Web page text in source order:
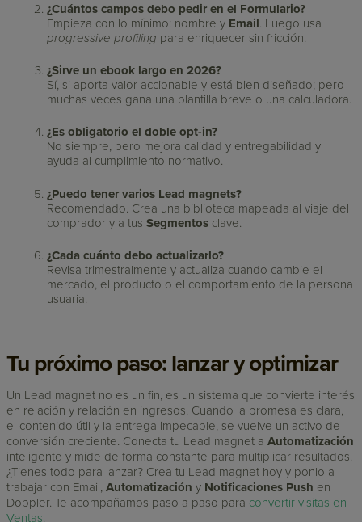
¿Cuántos campos debo pedir en el Formulario?
Empieza con lo mínimo: nombre y Email . Luego usa
progressive profiling para enriquecer sin fricción.
¿Sirve un ebook largo en 2026?
Sí, si aporta valor accionable y está bien diseñado; pero
muchas veces gana una plantilla breve o una calculadora.
¿Es obligatorio el doble opt-in?
No siempre, pero mejora calidad y entregabilidad y
ayuda al cumplimiento normativo.
¿Puedo tener varios Lead magnets?
Recomendado. Crea una biblioteca mapeada al viaje del
comprador y a tusSegmentos clave.
¿Cada cuánto debo actualizarlo?
Revisa trimestralmente y actualiza cuando cambie el
mercado, el producto o el comportamiento de la persona
usuaria.
Tu próximo paso: lanzar y optimizar
Un Lead magnet no es un fin, es un sistema que convierte interés
en relación y relación en ingresos. Cuando la promesa es clara,
el contenido útil y la entrega impecable, se vuelve un activo de
conversión creciente. Conecta tu Lead magnet aAutomatización
inteligente y mide de forma constante para multiplicar resultados.
¿Tienes todo para lanzar? Crea tu Lead magnet hoy y ponlo a
trabajar con Email,Automatización y Notificaciones Push en
Doppler. Te acompañamos paso a paso para convertir visitas en
Ventas.